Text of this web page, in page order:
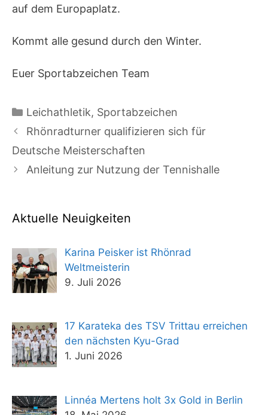
auf dem Europaplatz.
Kommt alle gesund durch den Winter.
Euer Sportabzeichen Team
Kategorien
Leichathletik, Sportabzeichen
Rhönradturner qualifizieren sich für
Deutsche Meisterschaften
Anleitung zur Nutzung der Tennishalle
Aktuelle Neuigkeiten
Karina Peisker ist Rhönrad
Weltmeisterin
9. Juli 2026
17 Karateka des TSV Trittau erreichen
den nächsten Kyu-Grad
1. Juni 2026
Linnéa Mertens holt 3x Gold in Berlin